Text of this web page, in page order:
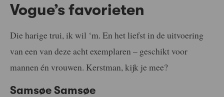
Vogue’s favorieten
Die harige trui, ik wil ‘m. En het liefst in de uitvoering
van een van deze acht exemplaren – geschikt voor
mannen én vrouwen. Kerstman, kijk je mee?
Samsøe Samsøe